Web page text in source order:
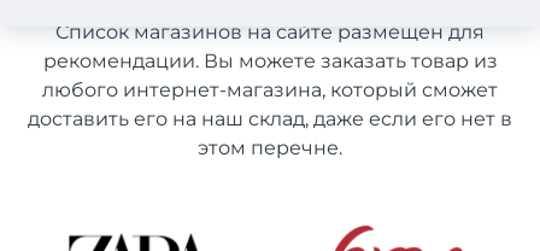
Список магазинов на сайте размещен для
рекомендации. Вы можете заказать товар из
любого интернет-магазина, который сможет
доставить его на наш склад, даже если его нет в
этом перечне.